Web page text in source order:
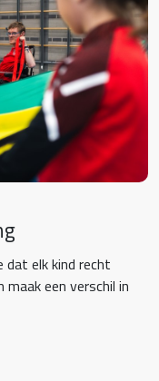
dat elk kind recht
een verschil in